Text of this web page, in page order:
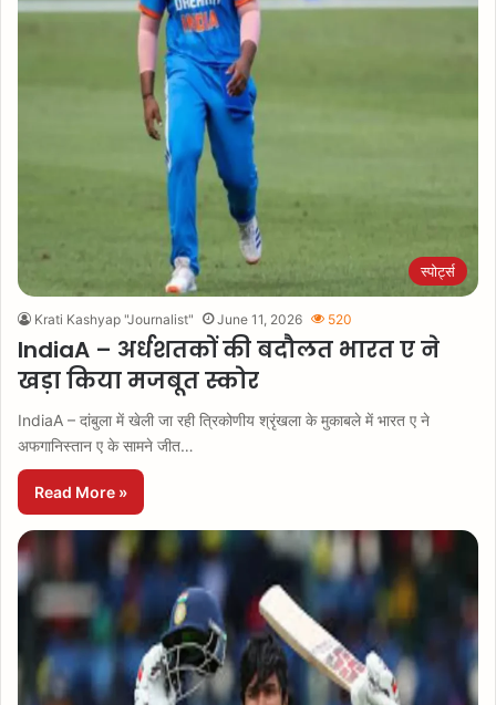
स्पोर्ट्स
Krati Kashyap "Journalist" June 11, 2026 520
IndiaA – अर्धशतकों की बदौलत भारत ए ने
खड़ा किया मजबूत स्कोर
IndiaA – दांबुला में खेली जा रही त्रिकोणीय श्रृंखला के मुकाबले में भारत ए ने
अफगानिस्तान ए के सामने जीत…
Read More »